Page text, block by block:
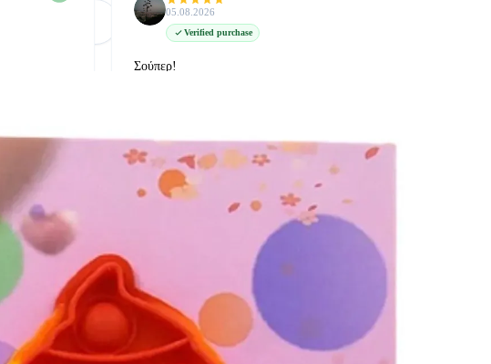
05.08.2026
Verified purchase
Σούπερ!
Δείτε όλες στο Google